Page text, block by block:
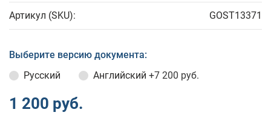
Артикул (SKU): GOST13371
Выберите версию документа:
Русский
Английский +7 200 руб.
1 200 руб.